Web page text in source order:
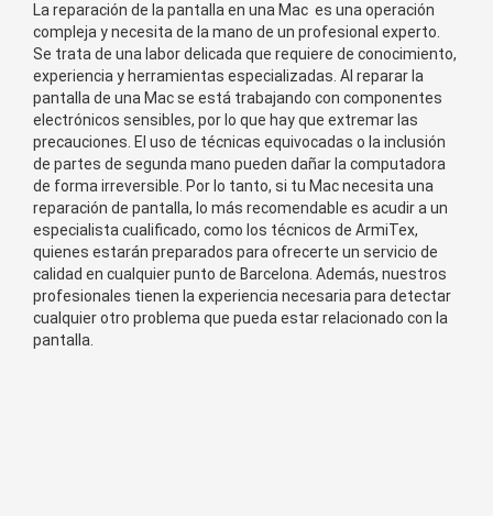
Lareparación de lapantallaen una Mac es unaoperación
complejaynecesitade lamano de un profesional experto.
Se tratade una labordelicadaque requiere de conocimiento,
experienciay herramientas especializadas. Al reparar la
pantallade una Macse está trabajando con componentes
electrónicos sensibles, por lo que hayque extremar las
precauciones. El uso de técnicas equivocadas o lainclusión
de partes de segundamano pueden dañar lacomputadora
de formairreversible. Por lo tanto, si tu Macnecesitauna
reparación de pantalla, lo más recomendable es acudiraun
especialistacualificado, como los técnicos de ArmiTex,
quienes estarán preparados paraofrecerte un servicio de
calidad en cualquierpunto de Barcelona. Además, nuestros
profesionales tienen la experiencia necesaria para detectar
cualquier otro problema que pueda estar relacionado con la
pantalla.